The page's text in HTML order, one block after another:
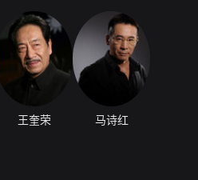
王奎荣 马诗红